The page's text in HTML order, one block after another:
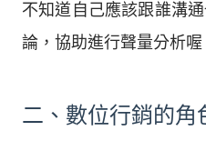
不知道自己應該跟誰溝
論，協助進行聲量分析喔
二、數位行銷的角